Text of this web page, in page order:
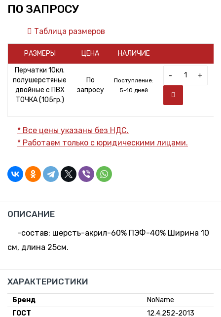
ПО ЗАПРОСУ
Таблица размеров
РАЗМЕРЫ ЦЕНА
НАЛИЧИЕ
Перчатки 10кл.
полушерстяные
двойные с ПВХ
ТОЧКА (105гр.)
По
запросу
Поступление:
5-10 дней
- +
* Все цены указаны без НДС.
* Работаем только с юридическими лицами.
ОПИСАНИЕ
-состав: шерсть-акрил-60% ПЭФ-40% Ширина 10
см, длина 25см.
ХАРАКТЕРИСТИКИ
Бренд
NoName
ГОСТ
12.4.252-2013